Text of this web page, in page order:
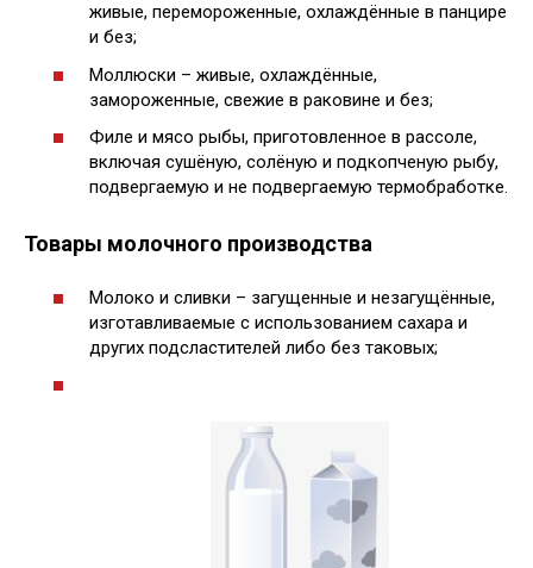
живые, перемороженные, охлаждённые в панцире
и без;
Моллюски – живые, охлаждённые,
замороженные, свежие в раковине и без;
Филе и мясо рыбы, приготовленное в рассоле,
включая сушёную, солёную и подкопченую рыбу,
подвергаемую и не подвергаемую термобработке.
Товары молочного производства
Молоко и сливки – загущенные и незагущённые,
изготавливаемые с использованием сахара и
других подсластителей либо без таковых;